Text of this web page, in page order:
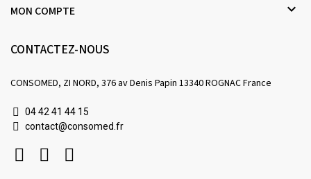
MON COMPTE 
CONTACTEZ-NOUS
CONSOMED, ZI NORD, 376 av Denis Papin 13340 ROGNAC France
04 42 41 44 15
contact@consomed.fr